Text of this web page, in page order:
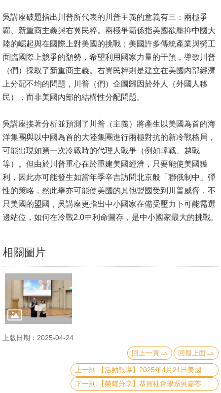
國
際
化
高
教
耕
辦
法
及
文
件
心
學
輔
款
教
研
吳講座破題指出川普所代表的川普主義的意義有三：兩極爭
霸、新重商主義與右翼民粹。兩極爭霸係指美國欲壓抑中國大
陸的崛起與在國際上對美國的挑戰；美國許多傳統產業與勞工
面臨國際上競爭的頹勢，希望利用國家力量的干預，導致川普
（們）採取了新重商主義。右翼民粹則是建立在美國內部經濟
上分配不均的問題，川普（們）企圖歸因於外人（外國人移
民），而非美國內部的結構性分配問題。
吳講座接著分析並預測了川普（主義）將產生以美國為首的海
洋集團與以中國為首的大陸集團進行兩極對抗的新冷戰格局，
可能出現如第一次冷戰時的代理人戰爭（例如韓戰、越戰
等）。但由於川普重心在於重建美國經濟，只要能使美國獲
利，因此亦可能發生如當年季辛吉訪問北京般「聯俄制中」彈
性的策略，然此舉亦可能使美國的其他盟國受到川普威脅，不
只美國的盟國，吳講座更指出中小國家在備受壓力下可能需選
邊站位，如何在冷戰2.0中利命圖存，是中小國家最大的挑戰。
相關圖片
上版日期：2025-04-24
回上一頁
回最上面